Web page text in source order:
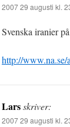
2007 29 augusti kl.
Svenska iranier
http://
Larsskriver:
2007 29 augusti kl.